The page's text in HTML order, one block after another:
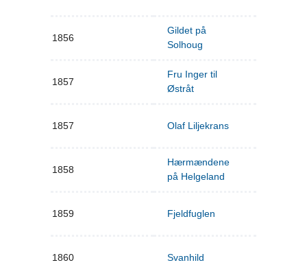
1856
Gildet på
Solhoug
1857
Fru Inger til
Østråt
1857 Olaf Liljekrans
1858
Hærmændene
på Helgeland
1859 Fjeldfuglen
1860 Svanhild